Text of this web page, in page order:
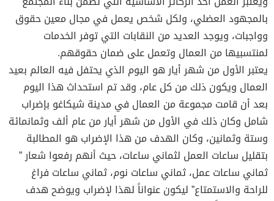
بالمجهود العضلي، ولكل شخص يعمل في مجال معين حقوق
وواجبات، ويوجد العديد من النقابات التي توفر الخدمات
لمنتسبيها من العمال وتعمل على ضمان حقوقهم.
يعتبر الأول من شهر أيار هو اليوم الذي يحتفل فيه العالم بعيد
العمال ويكون ذلك من كل عام، وقد تم استحداث هذا اليوم
بعد أن قامت مجموعة من العمال في مدينة شيكاغو بإضراب
شامل وكان ذلك في الأول من شهر أيار من عام ألف وثمانمائة
وستة وثمانين، وكان الهدف من هذا الإضراب هو المطالبة
بتقليل ساعات العمل لثماني ساعات، حيث أنهم رفعوا شعار ”
ثماني ساعات عمل، ثماني ساعات نوم، ثماني ساعات فراغ
للراحة والاستمتاع” ليكون عنواناً لهذا لإضراب ويوضح هدف